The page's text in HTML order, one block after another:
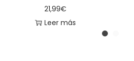
21,99€
Leer más